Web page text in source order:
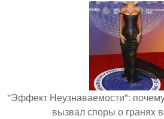
"Эффект Неузнаваемости":
вызвал споры о гранях